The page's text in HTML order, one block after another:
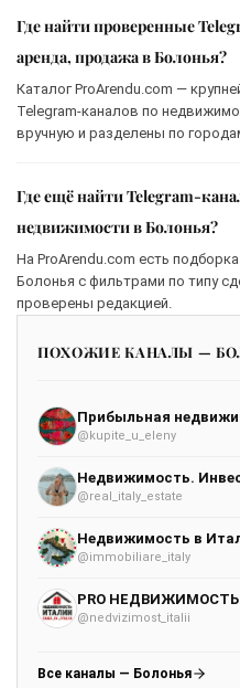
Где найти проверенные
аренда, продажа в Болонья?
Каталог ProArendu.com —
Telegram-каналов по
вручную и разделены по
Где ещё найти Telegram-
недвижимости в Болонья?
На ProArendu.com есть
Болонья с фильтрами по типу
проверены редакцией.
ПОХОЖИЕ КАНАЛЫ —
Прибыльная
@kupite_u_eleny
Недвижимость.
@real_italy_estate
Недвижимость в
@immobiliare_italy
PRO
@nedvizimost_italii
Все каналы — Болонья